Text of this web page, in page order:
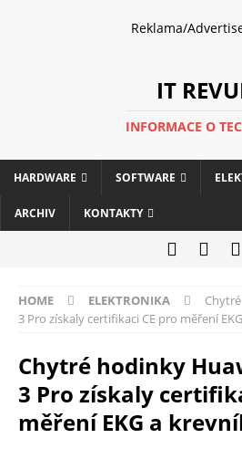
Reklama/
IT
INFORMACE O
HARDWARE SOFTWARE
ARCHIV KONTAKTY
HOME ELEKTRONIKA
3 Pro získaly certifikaci CE pro měření
Chytré hodinky
3 Pro získaly
měření EKG a